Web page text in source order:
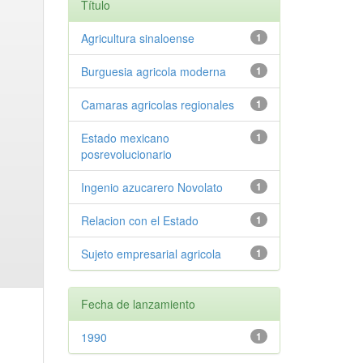
Título
1
Agricultura sinaloense
1
Burguesia agricola moderna
1
Camaras agricolas regionales
1
Estado mexicano
posrevolucionario
1
Ingenio azucarero Novolato
1
Relacion con el Estado
1
Sujeto empresarial agricola
Fecha de lanzamiento
1
1990